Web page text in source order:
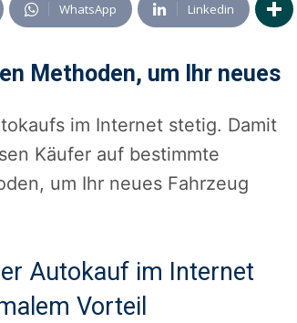
WhatsApp Linkedin
Methoden, um Ihr neues
im Internet stetig. Damit
Käufer auf bestimmte
um Ihr neues Fahrzeug
Autokauf im Internet
Vorteil